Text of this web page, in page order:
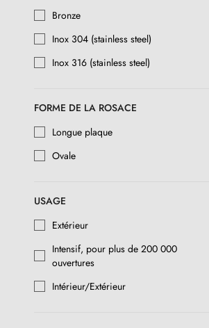
Bronze
Inox 304 (stainless steel)
Inox 316 (stainless steel)
FORME DE LA ROSACE
Longue plaque
Ovale
USAGE
Extérieur
Intensif, pour plus de 200 000
ouvertures
Intérieur/Extérieur